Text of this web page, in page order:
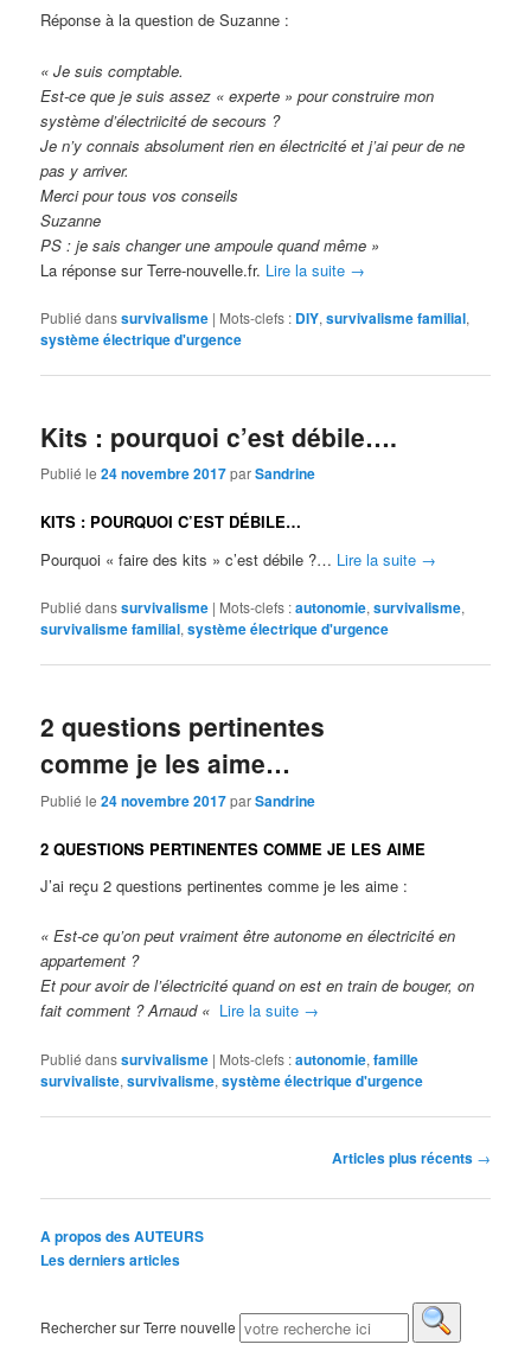
Réponse à la question de Suzanne :
« Je suis comptable.
Est-ce que je suis assez « experte » pour construire mon
système d’électriicité de secours ?
Je n’y connais absolument rien en électricité et j’ai peur de ne
pas y arriver.
Merci pour tous vos conseils
Suzanne
PS : je sais changer une ampoule quand même »
La réponse sur Terre-nouvelle.fr. Lire la suite →
Publié danssurvivalisme | Mots-clefs : DIY,survivalisme familial,
système électrique d'urgence
Kits : pourquoi c’est débile….
Publié le24 novembre 2017parSandrine
KITS : POURQUOI C’EST DÉBILE…
Pourquoi « faire des kits » c’est débile ?… Lire la suite →
Publié danssurvivalisme | Mots-clefs :autonomie,survivalisme,
survivalisme familial,système électrique d'urgence
2 questions pertinentes
comme je les aime…
Publié le24 novembre 2017parSandrine
2 QUESTIONS PERTINENTES COMME JE LES AIME
J’ai reçu 2 questions pertinentes comme je les aime :
« Est-ce qu’on peut vraiment être autonome en électricité en
appartement ?
Et pour avoir de l’électricité quand on est en train de bouger, on
fait comment ? Arnaud « Lire la suite →
Publié danssurvivalisme | Mots-clefs :autonomie,famille
survivaliste,survivalisme,système électrique d'urgence
Articles plus récents →
A propos des AUTEURS
Les derniers articles
Rechercher sur Terre nouvelle